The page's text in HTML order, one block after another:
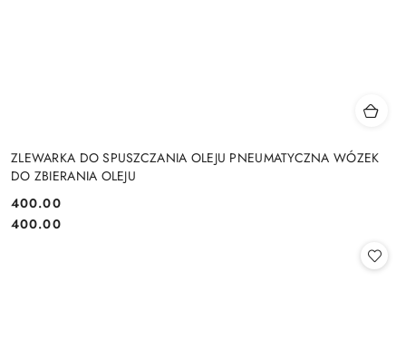
ZLEWARKA DO SPUSZCZANIA OLEJU PNEUMATYCZNA WÓZEK
DO ZBIERANIA OLEJU
Cena:
400.00
Cena:
400.00